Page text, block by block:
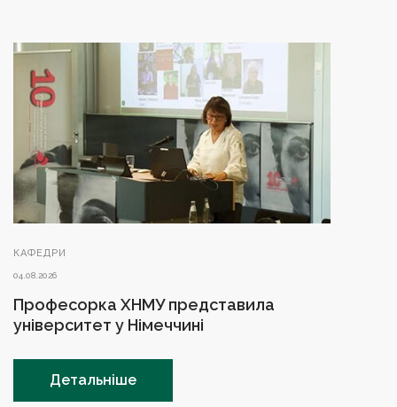
КАФЕДРИ
04.08.2026
Професорка ХНМУ представила
університет у Німеччині
Детальніше